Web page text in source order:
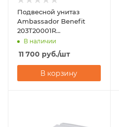
Подвесной унитаз
Ambassador Benefit
203T20001R
(535х340х360)
горизонтальный выпуск
В наличии
11 700 руб./шт
В корзину